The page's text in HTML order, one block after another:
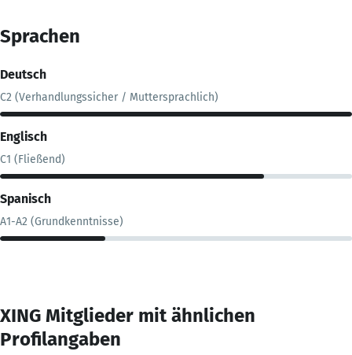
Sprachen
Deutsch
C2 (Verhandlungssicher / Muttersprachlich)
Englisch
C1 (Fließend)
Spanisch
A1-A2 (Grundkenntnisse)
XING Mitglieder mit ähnlichen
Profilangaben